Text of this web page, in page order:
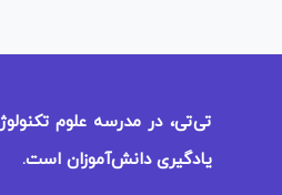
تی‌تی، در مدرسه علوم
یادگیریدانش‌آموزان است.